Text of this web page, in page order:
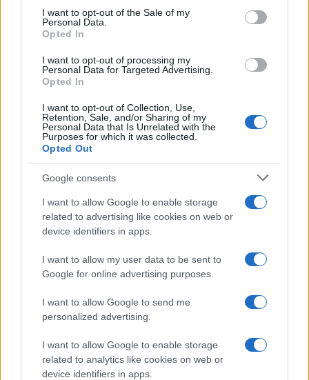
consent section.
I want to opt-out of the Sale of my
Personal Data.
Opted In
I want to opt-out of processing my
Personal Data for Targeted Advertising.
Opted In
I want to opt-out of Collection, Use,
Retention, Sale, and/or Sharing of my
Personal Data that Is Unrelated with the
Purposes for which it was collected.
Opted Out
Google consents
I want to allow Google to enable storage
related to advertising like cookies on web or
device identifiers in apps.
I want to allow my user data to be sent to
Google for online advertising purposes.
I want to allow Google to send me
personalized advertising.
I want to allow Google to enable storage
related to analytics like cookies on web or
device identifiers in apps.
Diferencias entre análisis técnico y fundamental: cuándo
aplicar cada método
Marta Ruiz · 6 Ago 2026
INVERSIONES